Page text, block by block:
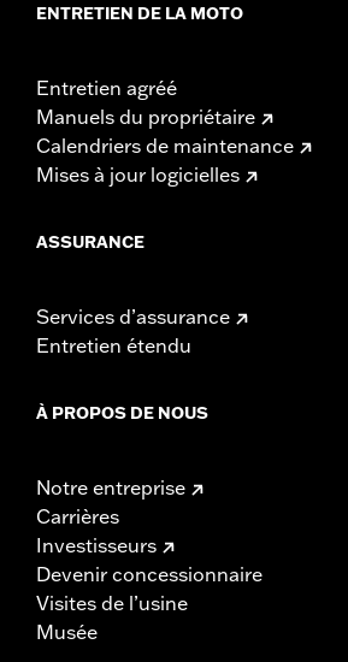
ENTRETIEN DE LA MOTO
Entretien agréé
Manuels du propriétaire
Calendriers de maintenance
Mises à jour logicielles
ASSURANCE
Services d’assurance
Entretien étendu
À PROPOS DE NOUS
Notre entreprise
Carrières
Investisseurs
Devenir concessionnaire
Visites de l’usine
Musée